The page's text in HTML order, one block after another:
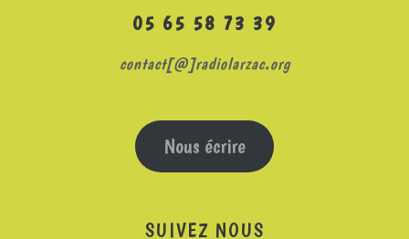
05 65 58 73 39
contact[@]radiolarzac.org
Nous écrire
SUIVEZ NOUS